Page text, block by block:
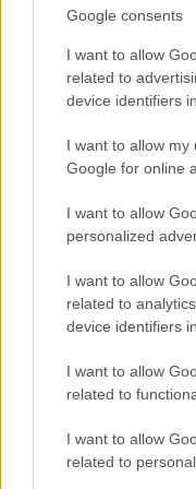
Google consents
I want to allow
related to
device identifiers
I want to allow
Google for online
I want to allow
personalized
I want to allow
related to
device identifiers
I want to allow
related to
I want to allow
related to
«Εβίν»
διέφυγε στο
,
θολώνουν
τουρκική
φυλακίστηκε
2007, αλλά
επειδή φέρεται
ανατροπής του
ο ίδιος ήταν
τουρκικής
τη φυλακή
τη φορά